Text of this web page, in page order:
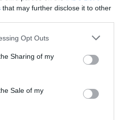
that may further disclose it to other
Opt Outs
Sharing of my
Sale of my